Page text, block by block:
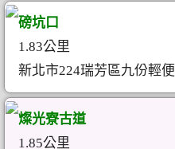
磅坑口
1.83公里
新北市224瑞芳區九份輕
燦光寮古道
1.85公里